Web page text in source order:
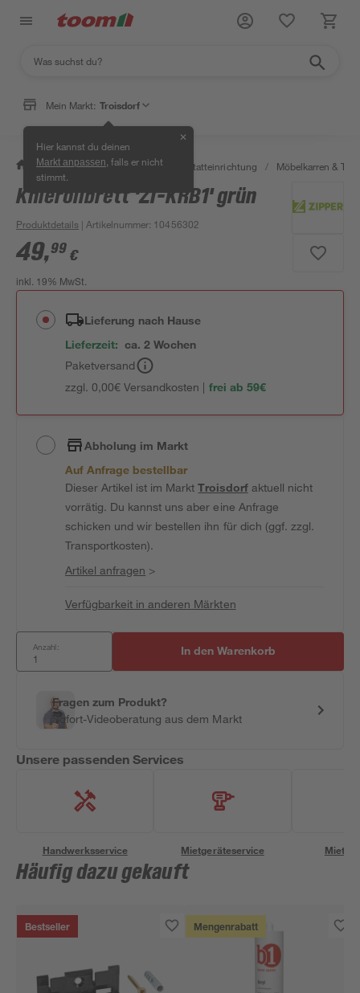
Mein Markt: Troisdorf
Hier kannst du deinen
Markt anpassen , falls er nicht
stimmt.
✕
/ Werkstatt & Maschinen / Werkstatteinrichtung / Möbelkarren &
Knierollbrett 'ZI-KRB1' grün
Produktdetails | Artikelnummer: 10456302
49,99 €
inkl. 19% MwSt.
Lieferung nach Hause
Lieferzeit: ca. 2 Wochen
Paketversand
zzgl. 0,00€ Versandkosten | frei ab 59€
Abholung im Markt
Auf Anfrage bestellbar
Dieser Artikel ist im MarktTroisdorfaktuell nicht
vorrätig. Du kannst uns aber eine Anfrage
schicken und wir bestellen ihn für dich (ggf. zzgl.
Transportkosten).
Artikel anfragen >
Verfügbarkeit in anderen Märkten
Anzahl: In den Warenkorb
Fragen zum Produkt?
Sofort-Videoberatung aus dem Markt
Unsere passenden Services
Handwerksservice Mietgeräteservice
Häufig dazu gekauft
Bestseller Mengenrabatt